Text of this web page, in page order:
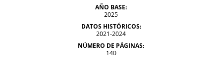
AÑO BASE:
2025
DATOS HISTÓRICOS:
2021-2024
NÚMERO DE PÁGINAS:
140